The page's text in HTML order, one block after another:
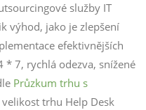
služby IT
výhod, jako je zlepšení
efektivnějších
* 7, rychlá odezva, snížené
Průzkum trhu s
velikost trhu Help Desk